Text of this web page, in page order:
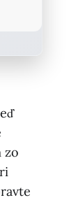
zo